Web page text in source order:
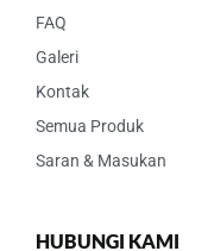
FAQ
Galeri
Kontak
Semua Produk
Saran & Masukan
HUBUNGI KAMI